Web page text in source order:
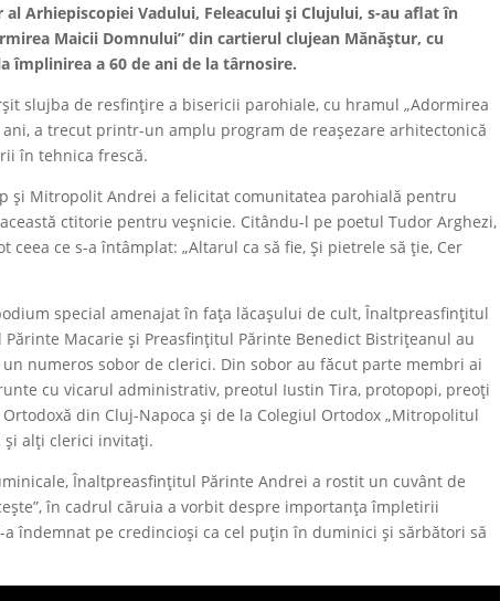
Arhiepiscopiei Vadului, Feleacului și Clujului, s-au aflat în
Maicii Domnului” din cartierul clujean Mănăștur, cu
a 60 de ani de la târnosire.
slujba de resfințire a bisericii parohiale, cu hramul „Adormirea
a trecut printr-un amplu program de reaşezare arhitectonică
în tehnica frescă.
și Mitropolit Andrei a felicitat comunitatea parohială pentru
ctitorie pentru veșnicie. Citându-l pe poetul Tudor Arghezi,
ce s-a întâmplat: „Altarul ca să fie, Şi pietrele să ţie, Cer
special amenajat în fața lăcașului de cult, Înaltpreasfințitul
Macarie și Preasfințitul Părinte Benedict Bistrițeanul au
numeros sobor de clerici. Din sobor au făcut parte membri ai
cu vicarul administrativ, preotul Iustin Tira, protopopi, preoți
din Cluj-Napoca și de la Colegiul Ortodox „Mitropolitul
și alți clerici invitați.
Înaltpreasfințitul Părinte Andrei a rostit un cuvânt de
în cadrul căruia a vorbit despre importanța împletirii
îndemnat pe credincioși ca cel puțin în duminici și sărbători să